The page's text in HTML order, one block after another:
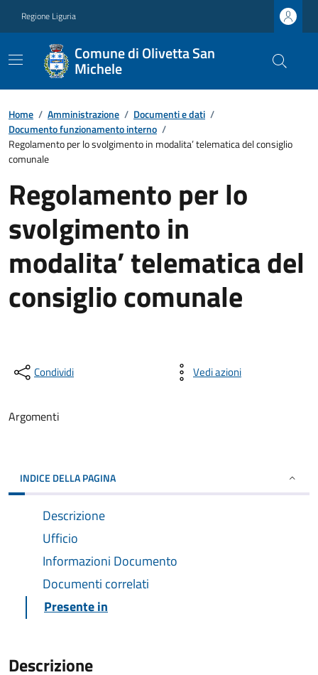
Regione Liguria
Comune di Olivetta San
Michele
Home / Amministrazione / Documenti e dati /
Documento funzionamento interno /
Regolamento per lo svolgimento in modalita’ telematica del consiglio
comunale
Regolamento per lo
svolgimento in
modalita’ telematica del
consiglio comunale
Condividi Vedi azioni
Argomenti
INDICE DELLA PAGINA
Descrizione
Ufficio
Informazioni Documento
Documenti correlati
Presente in
Descrizione